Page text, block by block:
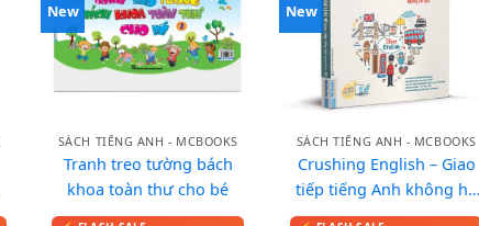
New
SÁCH TIẾNG ANH - MCBOOKS
Tranh treo tường bách
khoa toàn thư cho bé
New
SÁCH TIẾNG ANH - MCBOOKS
Crushing English – Giao
tiếp tiếng Anh không hề
khó